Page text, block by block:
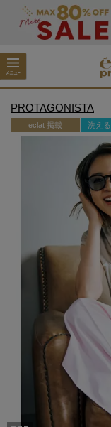
PROTAGONISTA
eclat 掲載 洗える